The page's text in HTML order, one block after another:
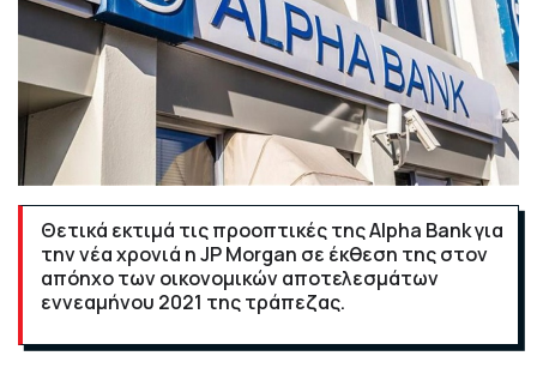
Θετικά εκτιμά τις προοπτικές της Alpha Bank για
την νέα χρονιά η JP Morgan σε έκθεση της στον
απόηχο των οικονομικών αποτελεσμάτων
εννεαμήνου 2021 της τράπεζας.